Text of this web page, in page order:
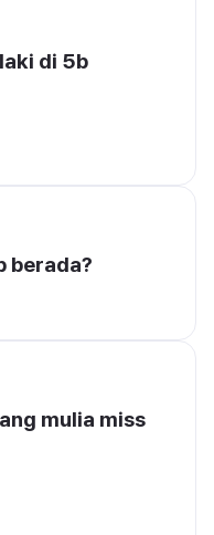
di 5b
berada?
mulia miss